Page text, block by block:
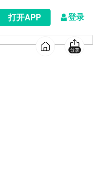
打开APP 登录